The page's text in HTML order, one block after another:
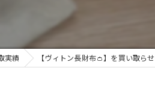
実績 【ヴィトン長財布👛】を買い取ら